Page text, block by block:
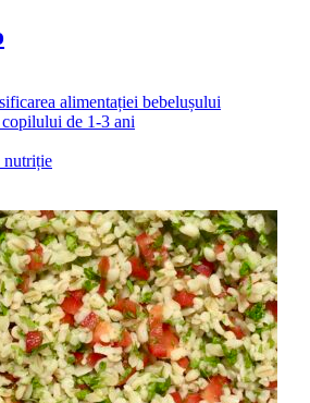
alimentației bebelușului
de 1-3 ani
nutriție